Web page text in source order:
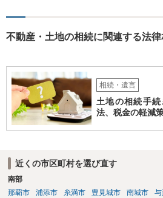
不動産・土地の相続に関連する法
相続・遺言
土地の相続手
法、税金の軽減
近くの市区町村を選び直す
南部
那覇市
浦添市 糸満市 豊見城市 南城市